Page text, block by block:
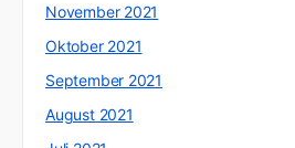
November 2021
Oktober 2021
September 2021
August 2021